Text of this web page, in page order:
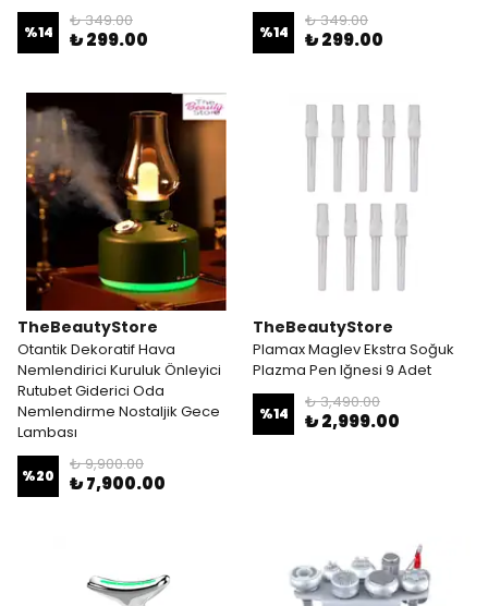
%14
₺ 349.00
₺ 299.00 %14
₺ 349.00
₺ 299.00
TheBeautyStore
Otantik Dekoratif Hava
Nemlendirici Kuruluk Önleyici
Rutubet Giderici Oda
Nemlendirme Nostaljik Gece
Lambası
%20
₺ 9,900.00
₺ 7,900.00
TheBeautyStore
Plamax Maglev Ekstra Soğuk
Plazma Pen Iğnesi 9 Adet
%14
₺ 3,490.00
₺ 2,999.00